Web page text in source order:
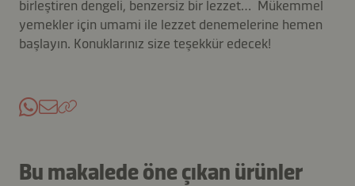
birleştiren dengeli, benzersiz bir lezzet… Mükemmel
yemekler için umami ile lezzet denemelerine hemen
başlayın. Konuklarınız size teşekkür edecek!
Bu makalede öne çıkan ürünler